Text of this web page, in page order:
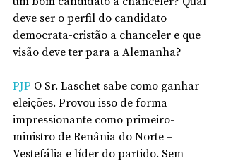
deve ser o perfil do candidato
democrata-cristão a chanceler e que
visão deve ter para a Alemanha?
PJP O Sr. Laschet sabe como ganhar
eleições. Provou isso de forma
impressionante como primeiro-
ministro de Renânia do Norte –
Vestefália e líder do partido. Sem